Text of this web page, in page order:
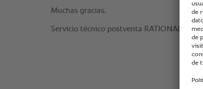
Muchas gracias.
Servicio técnico postventa RATIONAL